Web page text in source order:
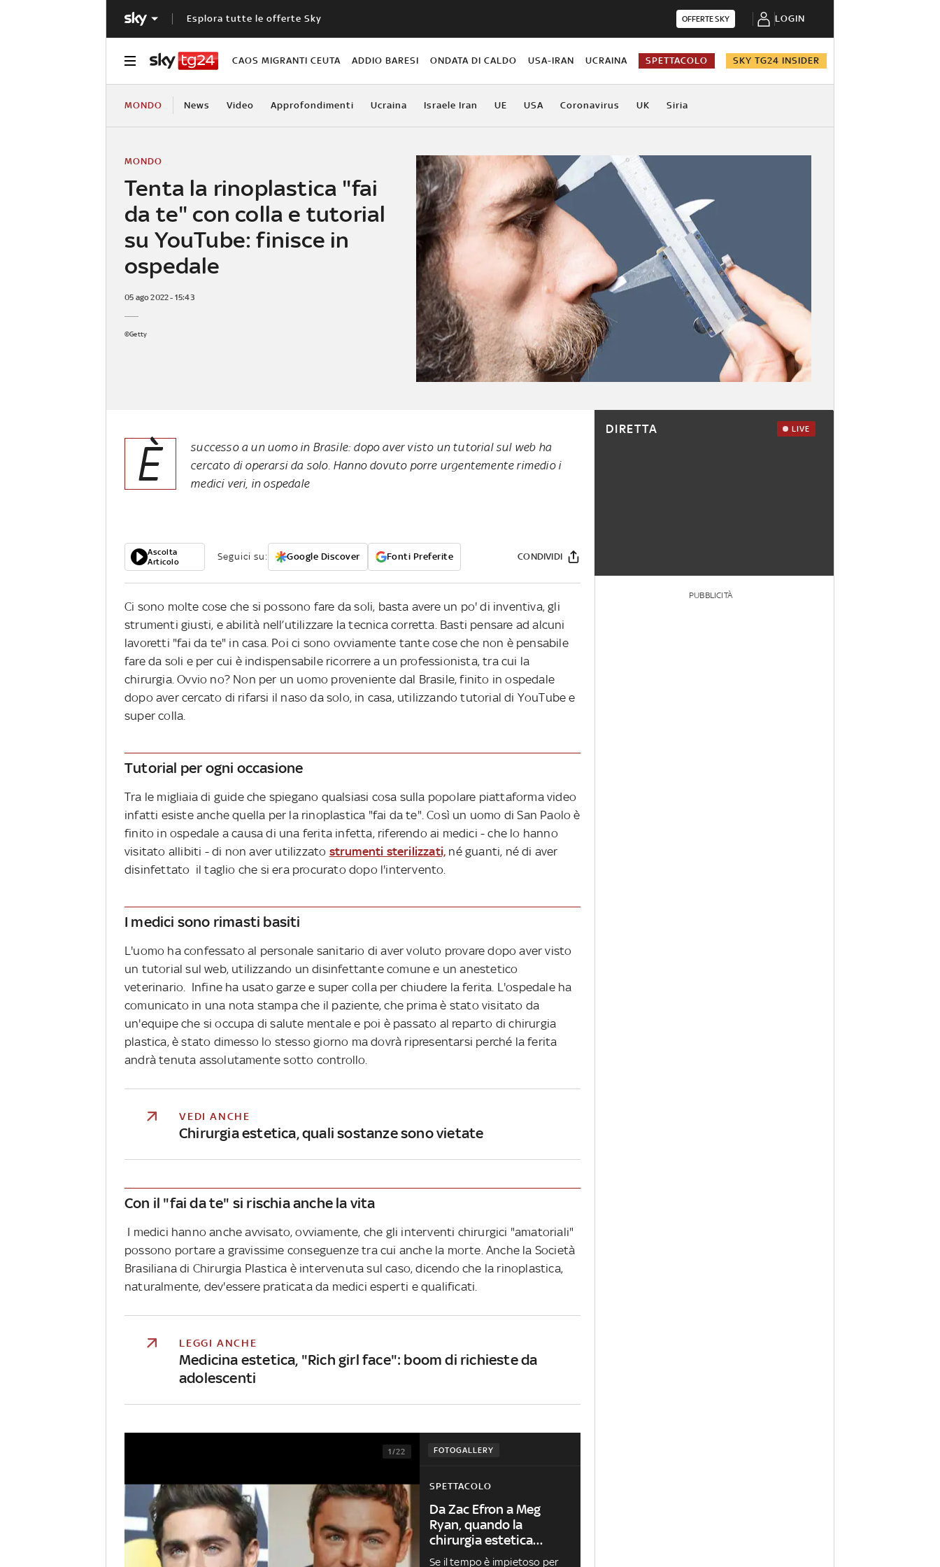
Esplora tutte le offerte Sky OFFERTE SKY LOGIN
CAOS MIGRANTI CEUTA ADDIO BARESI ONDATA DI CALDO USA-IRAN UCRAINA SPETTACOLO SKY TG24 INSIDER
MONDO News Video Approfondimenti Ucraina Israele Iran UE USA Coronavirus UK Siria
Tenta la rinoplastica "fai
da te" con colla e tutorial
su YouTube: finisce in
ospedale
MONDO
05 ago 2022 - 15:43
©Getty
È
successo a un uomo in Brasile: dopo aver visto un tutorial sul web ha
cercato di operarsi da solo. Hanno dovuto porre urgentemente rimedio i
medici veri, in ospedale
Ascolta
Articolo
Seguici su: Google Discover Fonti Preferite CONDIVIDI
Ci sono molte cose che si possono fare da soli, basta avere un po' di inventiva, gli
strumenti giusti, e abilità nell’utilizzare la tecnica corretta. Basti pensare ad alcuni
lavoretti "fai da te" in casa. Poi ci sono ovviamente tante cose che non è pensabile
fare da soli e per cui è indispensabile ricorrere a un professionista, tra cui la
chirurgia. Ovvio no? Non per un uomo proveniente dal Brasile, finito in ospedale
dopo aver cercato di rifarsi il naso da solo, in casa, utilizzando tutorial di YouTube e
super colla.
Tutorial per ogni occasione
Tra le migliaia di guide che spiegano qualsiasi cosa sulla popolare piattaforma video
infatti esiste anche quella per la rinoplastica "fai da te". Così un uomo di San Paolo è
finito in ospedale a causa di una ferita infetta, riferendo ai medici - che lo hanno
visitato allibiti - di non aver utilizzato strumenti sterilizzati, né guanti, né di aver
disinfettato il taglio che si era procurato dopo l'intervento.
I medici sono rimasti basiti
L'uomo ha confessato al personale sanitario di aver voluto provare dopo aver visto
un tutorial sul web, utilizzando un disinfettante comune e un anestetico
veterinario. Infine ha usato garze e super colla per chiudere la ferita. L'ospedale ha
comunicato in una nota stampa che il paziente, che prima è stato visitato da
un'equipe che si occupa di salute mentale e poi è passato al reparto di chirurgia
plastica, è stato dimesso lo stesso giorno ma dovrà ripresentarsi perché la ferita
andrà tenuta assolutamente sotto controllo.
VEDI ANCHE
Chirurgia estetica, quali sostanze sono vietate
Con il "fai da te" si rischia anche la vita
I medici hanno anche avvisato, ovviamente, che gli interventi chirurgici "amatoriali"
possono portare a gravissime conseguenze tra cui anche la morte. Anche la Società
Brasiliana di Chirurgia Plastica è intervenuta sul caso, dicendo che la rinoplastica,
naturalmente, dev'essere praticata da medici esperti e qualificati.
LEGGI ANCHE
Medicina estetica, "Rich girl face": boom di richieste da
adolescenti
FOTOGALLERY
1/22
SPETTACOLO
Da Zac Efron a Meg
Ryan, quando la
chirurgia estetica
diventa un incubo.
Se il tempo è impietoso per
DIRETTA LIVE
PUBBLICITÀ